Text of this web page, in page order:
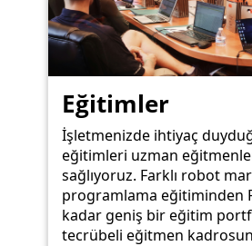
Eğitimler
İşletmenizde ihtiyaç
eğitimleri uzman
sağlıyoruz. Farklı robot
programlama eğitiminden
kadar geniş bir eğitim
tecrübeli eğitmen